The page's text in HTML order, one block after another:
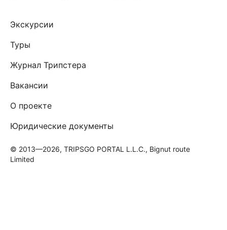
Экскурсии
Туры
Журнал Трипстера
Вакансии
О проекте
Юридические документы
© 2013—2026, TRIPSGO PORTAL L.L.C., Bignut route
Limited